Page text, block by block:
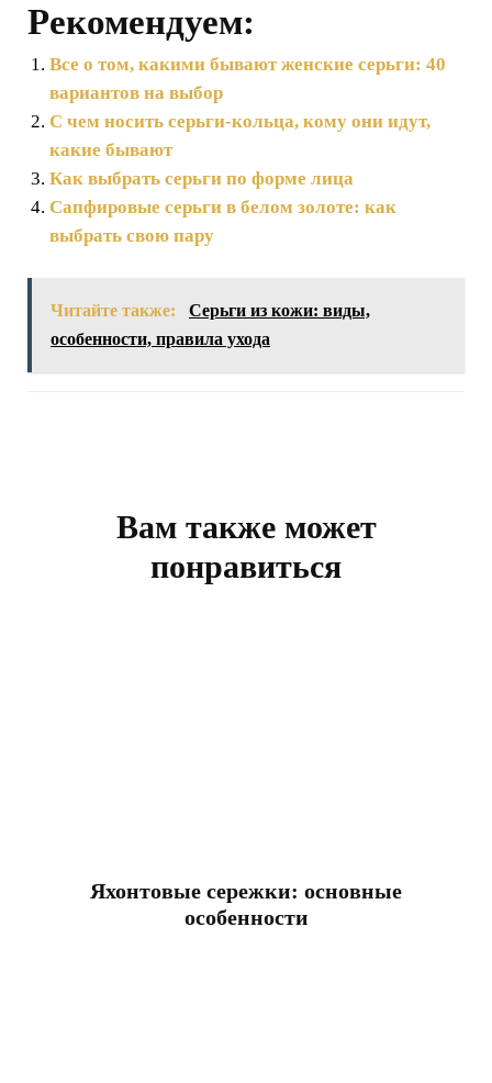
Рекомендуем:
Все о том, какими бывают женские серьги: 40
вариантов на выбор
С чем носить серьги-кольца, кому они идут,
какие бывают
Как выбрать серьги по форме лица
Сапфировые серьги в белом золоте: как
выбрать свою пару
Читайте также:
Серьги из кожи: виды,
особенности, правила ухода
Вам также может
понравиться
Яхонтовые сережки: основные
особенности